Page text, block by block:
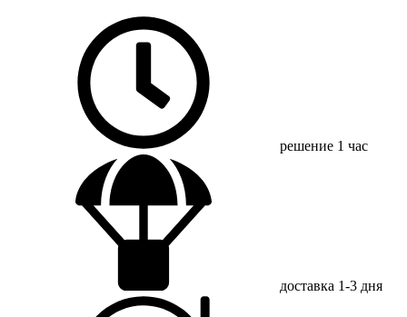
решение 1 час
доставка 1-3 дня